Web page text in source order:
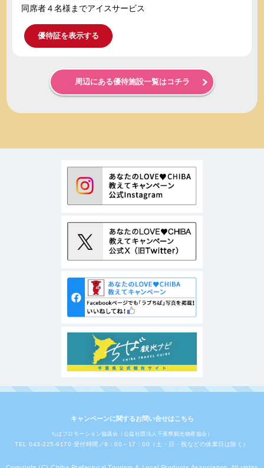
同席者４名様までアイスサービス
優待証を表示する
周辺にある優待施設一覧はコチラ
キャンペーンに関するお問い合せはこちら
ちばプロモーション協議会（公益社団法人千葉県観光物産協会）
TEL 043-225-9170 受付時間／9：00～17：00（土・日・祝などの休業日は除く）